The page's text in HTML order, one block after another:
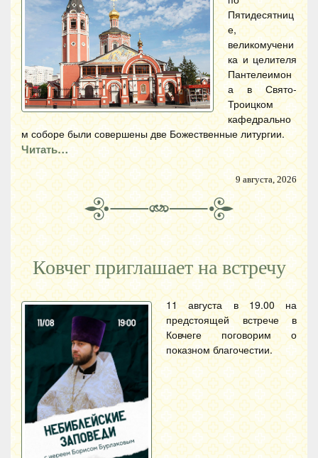
Пятидесятниц
е,
великомучени
ка и целителя
Пантелеимон
а в Свято-
Троицком
кафедрально
м соборе были совершены две Божественные литургии.
Читать…
9 августа, 2026
Ковчег приглашает на встречу
11 августа в 19.00 на
предстоящей встрече в
Ковчеге поговорим о
показном благочестии.